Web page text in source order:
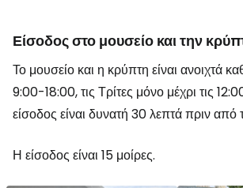
Είσοδος στο μουσείο και την
Το μουσείο και η κρύπτη είναι ανοιχτά
9:00-18:00, τις Τρίτες μόνο μέχρι τις
είσοδος είναι δυνατή 30 λεπτά πριν από
Η είσοδος είναι 15 μοίρες.